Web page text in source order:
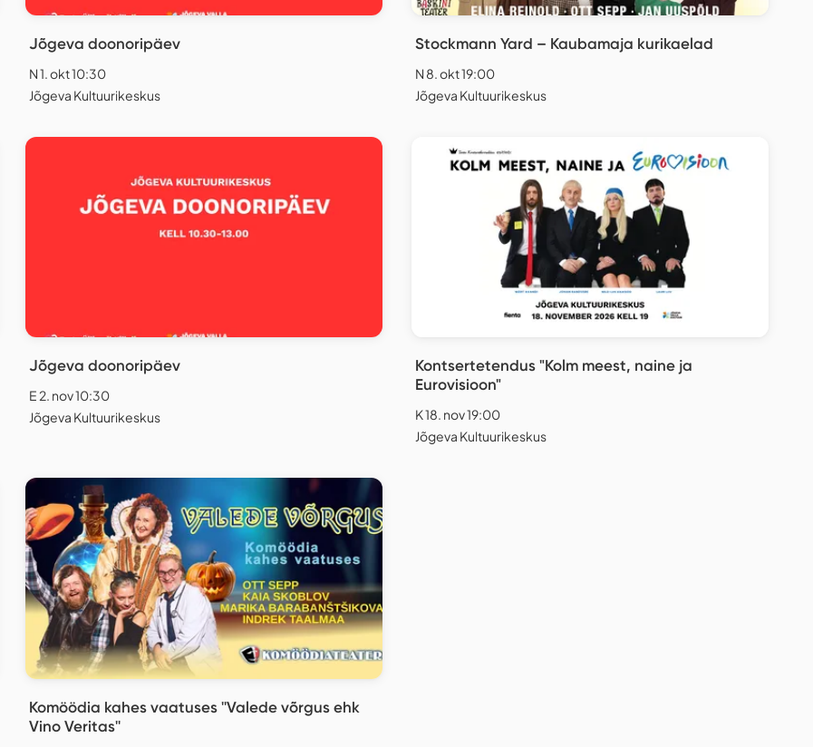
Jõgeva doonoripäev
N 1. okt 10:30
Jõgeva Kultuurikeskus
Stockmann Yard – Kaubamaja kurikaelad
N 8. okt 19:00
Jõgeva Kultuurikeskus
Jõgeva doonoripäev
E 2. nov 10:30
Jõgeva Kultuurikeskus
Kontsertetendus "Kolm meest, naine ja
Eurovisioon"
K 18. nov 19:00
Jõgeva Kultuurikeskus
Komöödia kahes vaatuses ''Valede võrgus ehk
Vino Veritas''